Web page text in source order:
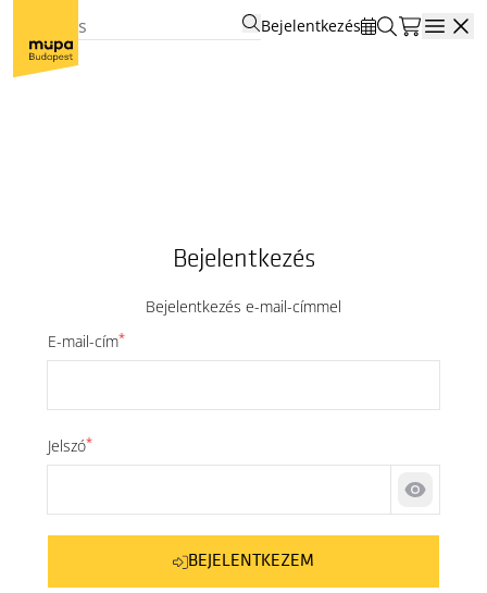
Bejelentkezés
Bejelentkezés
Bejelentkezés e-mail-címmel
E-mail-cím*
Jelszó*
Jelszó
BEJELENTKEZEM